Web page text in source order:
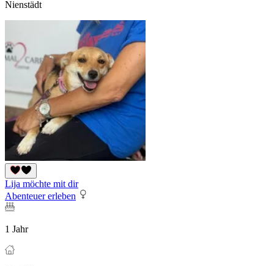
Nienstädt
Lija möchte mit dir
Abenteuer erleben
1 Jahr